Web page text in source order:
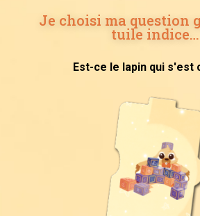
Je choisi ma question
tuile indice…
Est-ce le lapin qui s'est